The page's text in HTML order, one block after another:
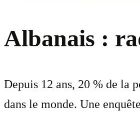
Albanais :
Depuis 12 ans, 20 % de la
dans le monde. Une